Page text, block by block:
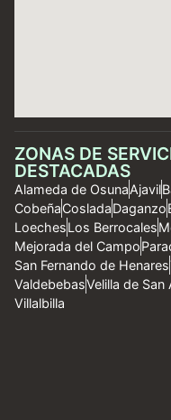
ZONAS DE
DESTACADAS
Alameda de OsunaAjavil
CobeñaCosladaDaganzo
LoechesLos Berrocales
Mejorada del Campo
San Fernando de Henares
ValdebebasVelilla de San
Villalbilla